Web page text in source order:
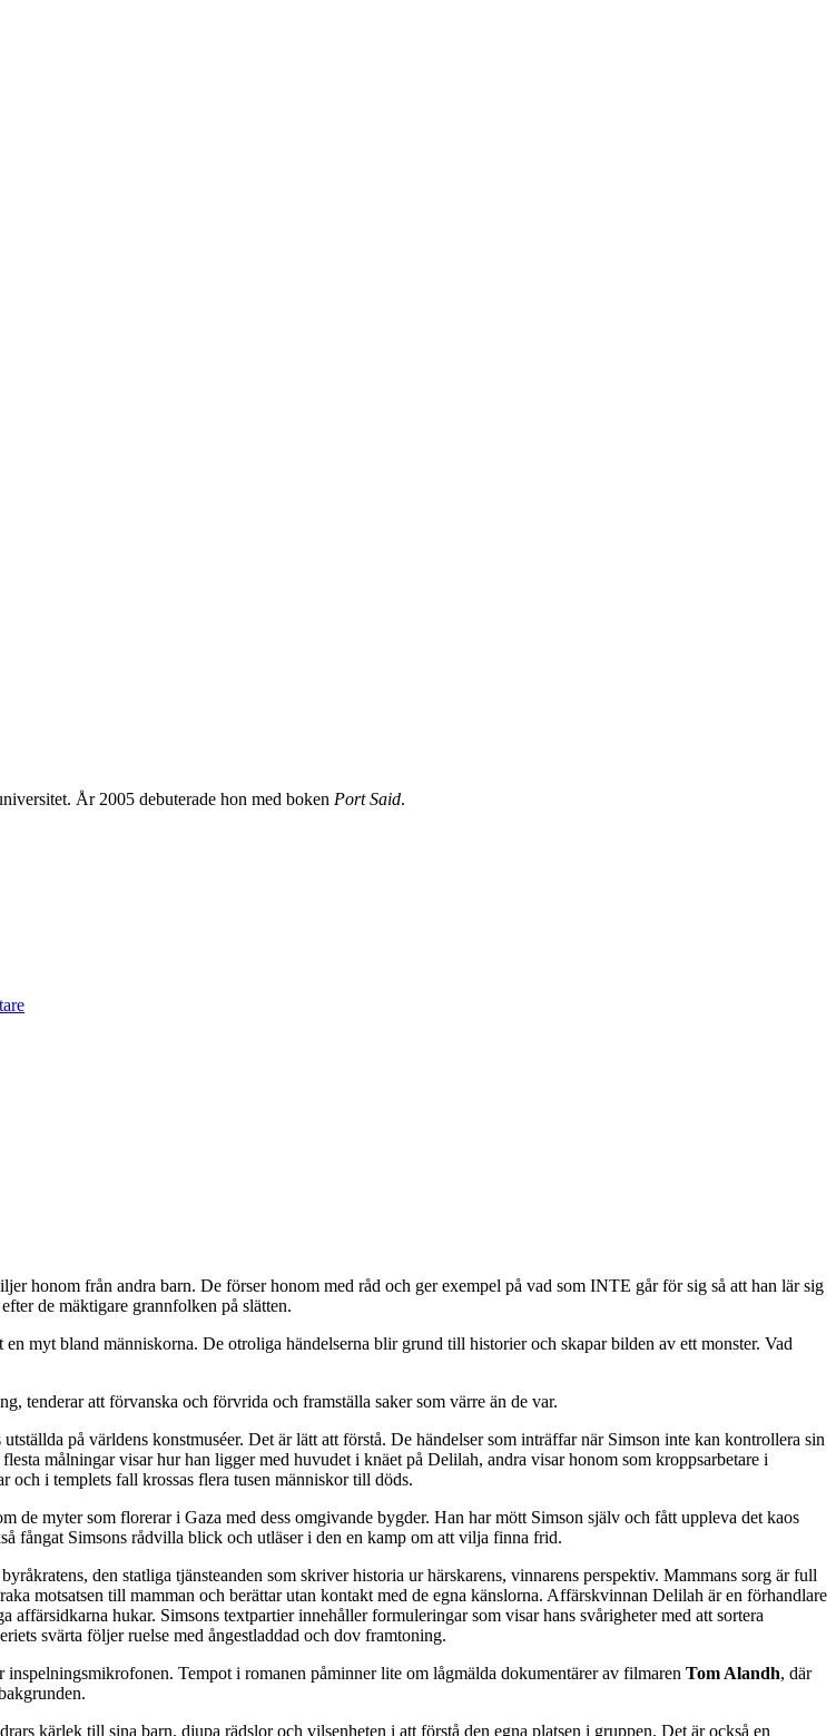
År 2005 debuterade hon med boken Port Said.
honom från andra barn. De förser honom med råd och ger exempel på vad som INTE går för sig så att han lär sig
de mäktigare grannfolken på slätten.
myt bland människorna. De otroliga händelserna blir grund till historier och skapar bilden av ett monster. Vad
tenderar att förvanska och förvrida och framställa saker som värre än de var.
på världens konstmuséer. Det är lätt att förstå. De händelser som inträffar när Simson inte kan kontrollera sin
målningar visar hur han ligger med huvudet i knäet på Delilah, andra visar honom som kroppsarbetare i
och i templets fall krossas flera tusen människor till döds.
de myter som florerar i Gaza med dess omgivande bygder. Han har mött Simson själv och fått uppleva det kaos
fångat Simsons rådvilla blick och utläser i den en kamp om att vilja finna frid.
den statliga tjänsteanden som skriver historia ur härskarens, vinnarens perspektiv. Mammans sorg är full
motsatsen till mamman och berättar utan kontakt med de egna känslorna. Affärskvinnan Delilah är en förhandlare
hukar. Simsons textpartier innehåller formuleringar som visar hans svårigheter med att sortera
svärta följer ruelse med ångestladdad och dov framtoning.
Tempot i romanen påminner lite om lågmälda dokumentärer av filmaren Tom Alandh, där
kärlek till sina barn, djupa rädslor och vilsenheten i att förstå den egna platsen i gruppen. Det är också en